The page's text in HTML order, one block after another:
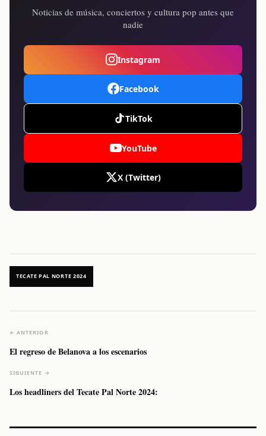
Noticias de música, conciertos y cultura pop antes que
nadie
Instagram
Facebook
TikTok
YouTube
X (Twitter)
TECATE PAL NORTE 2024
← ANTERIOR
El regreso de Belanova a los escenarios
SIGUIENTE →
Los headliners del Tecate Pal Norte 2024: